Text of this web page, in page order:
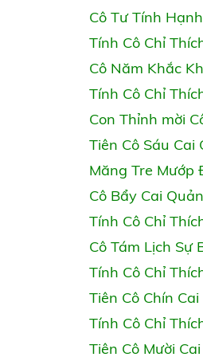
Cô Tư Tính
Tính Cô Chỉ
Cô Năm Khắc
Tính Cô Chỉ
Con Thỉnh mời
Tiên Cô Sáu Cai
Măng Tre Mướp
Cô Bẩy Cai
Tính Cô Chỉ
Cô Tám Lịch Sự
Tính Cô Chỉ
Tiên Cô Chín
Tính Cô Chỉ
Tiên Cô Mười